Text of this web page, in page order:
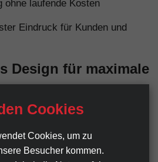
ohne laufende Kosten
Eindruck für Kunden und
Design für maximale
der erste Kontaktpunkt
und potenziellen Kunden
wir großen Wert auf ein
Cookies
Cookies, um zu
Besucher kommen.